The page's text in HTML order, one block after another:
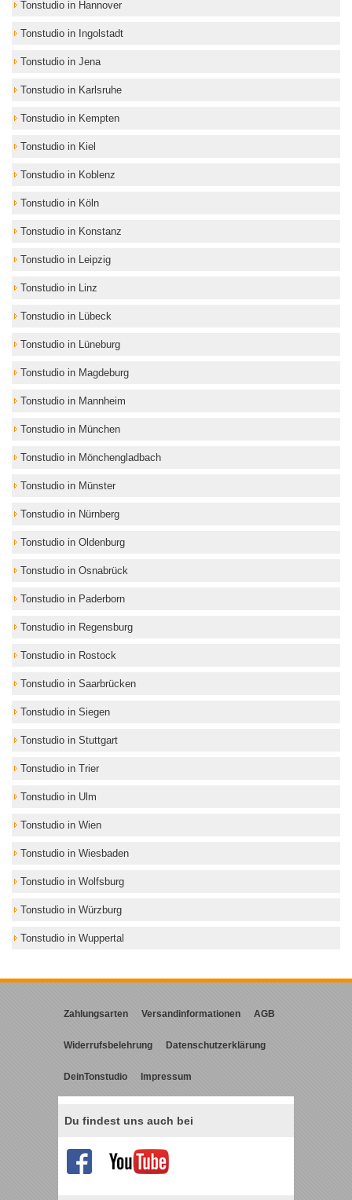
Tonstudio in Hannover
Tonstudio in Ingolstadt
Tonstudio in Jena
Tonstudio in Karlsruhe
Tonstudio in Kempten
Tonstudio in Kiel
Tonstudio in Koblenz
Tonstudio in Köln
Tonstudio in Konstanz
Tonstudio in Leipzig
Tonstudio in Linz
Tonstudio in Lübeck
Tonstudio in Lüneburg
Tonstudio in Magdeburg
Tonstudio in Mannheim
Tonstudio in München
Tonstudio in Mönchengladbach
Tonstudio in Münster
Tonstudio in Nürnberg
Tonstudio in Oldenburg
Tonstudio in Osnabrück
Tonstudio in Paderborn
Tonstudio in Regensburg
Tonstudio in Rostock
Tonstudio in Saarbrücken
Tonstudio in Siegen
Tonstudio in Stuttgart
Tonstudio in Trier
Tonstudio in Ulm
Tonstudio in Wien
Tonstudio in Wiesbaden
Tonstudio in Wolfsburg
Tonstudio in Würzburg
Tonstudio in Wuppertal
Zahlungsarten Versandinformationen AGB
Widerrufsbelehrung Datenschutzerklärung
DeinTonstudio Impressum
Du findest uns auch bei